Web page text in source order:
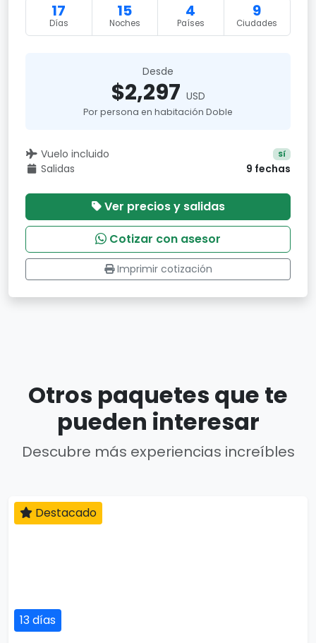
17
Días
15
Noches
4
Países
9
Ciudades
Desde
$2,297 USD
Por persona en habitación Doble
Vuelo incluido Sí
Salidas 9 fechas
Ver precios y salidas
Cotizar con asesor
Imprimir cotización
Otros paquetes que te
pueden interesar
Descubre más experiencias increíbles
13 días
Destacado